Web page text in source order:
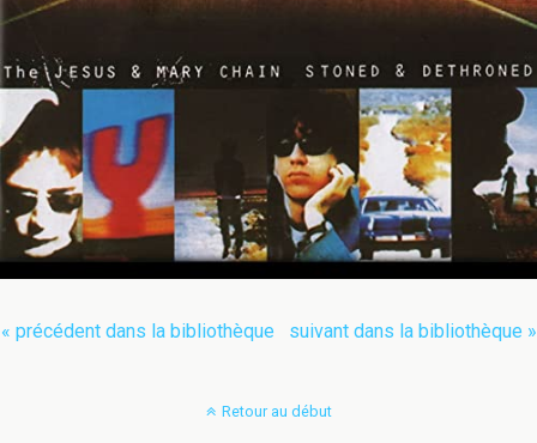
« précédent dans la bibliothèque suivant dans la bibliothèque »
Retour au début